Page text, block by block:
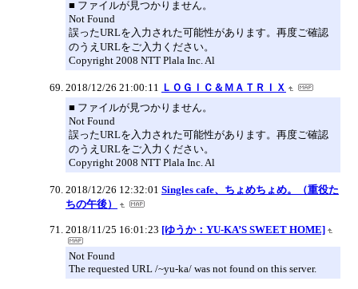
■ ファイルが見つかりません。
Not Found
誤ったURLを入力された可能性があります。再度ご確認
のうえURLをご入力ください。
Copyright 2008 NTT Plala Inc. Al
2018/12/26 21:00:11 ＬＯＧＩＣ＆ＭＡＴＲＩＸ
■ ファイルが見つかりません。
Not Found
誤ったURLを入力された可能性があります。再度ご確認
のうえURLをご入力ください。
Copyright 2008 NTT Plala Inc. Al
2018/12/26 12:32:01 Singles cafe、ちょめちょめ。（重役た
ちの午後）
2018/11/25 16:01:23 [ゆうか：YU-KA’S SWEET HOME]
Not Found
The requested URL /~yu-ka/ was not found on this server.